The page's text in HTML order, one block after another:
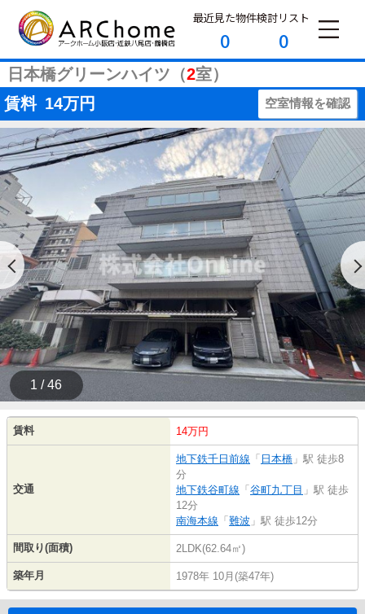
最近見た物件
0
検討リスト
0
日本橋グリーンハイツ（2室）
賃料 14万円 空室情報を確認
1 / 46
賃料 14万円
交通
地下鉄千日前線 「 日本橋 」駅 徒歩8
分
地下鉄谷町線 「 谷町九丁目 」駅 徒歩
12分
南海本線 「 難波 」駅 徒歩12分
間取り(面積) 2LDK(62.64㎡)
築年月 1978年 10月(築47年)